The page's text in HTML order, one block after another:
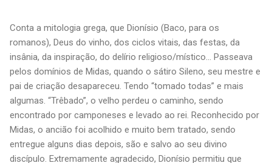
Conta a mitologia grega, que Dionísio (Baco, para os
romanos), Deus do vinho, dos ciclos vitais, das festas, da
insânia, da inspiração, do delírio religioso/místico... Passeava
pelos domínios de Midas, quando o sátiro Sileno, seu mestre e
pai de criação desapareceu. Tendo “tomado todas” e mais
algumas. “Trêbado”, o velho perdeu o caminho, sendo
encontrado por camponeses e levado ao rei. Reconhecido por
Midas, o ancião foi acolhido e muito bem tratado, sendo
entregue alguns dias depois, são e salvo ao seu divino
discípulo. Extremamente agradecido, Dionísio permitiu que